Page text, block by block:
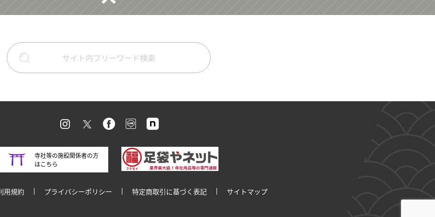
寺社等の施設関係者の方
はこちら
用規約 プライバシーポリシー 特定商取引に基づく表記 サイトマップ